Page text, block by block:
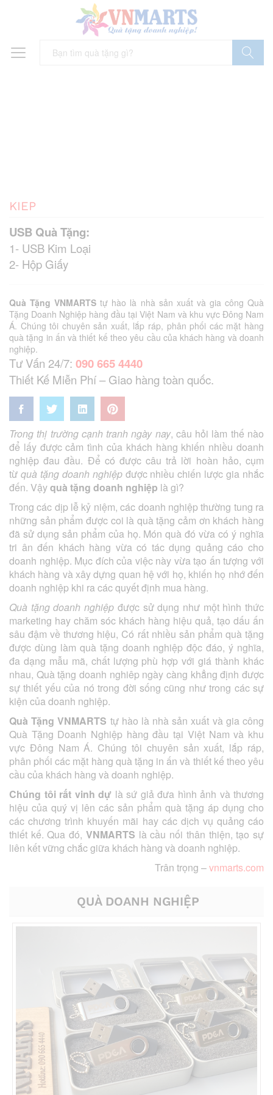
KIEP
USB Quà Tặng:
1- USB Kim Loại
2- Hộp Giấy
Quà Tặng VNMARTS tự hào là nhà sản xuất và gia công Quà
Tặng Doanh Nghiệp hàng đầu tại Việt Nam và khu vực Đông Nam
Á. Chúng tôi chuyên sản xuất, lắp ráp, phân phối các mặt hàng
quà tặng in ấn và thiết kế theo yêu cầu của khách hàng và doanh
nghiệp.
Tư Vấn 24/7: 090 665 4440
Thiết Kế Miễn Phí – Giao hàng toàn quốc.
Trong thị trường cạnh tranh ngày nay, câu hỏi làm thế nào
để lấy được cảm tình của khách hàng khiến nhiều doanh
nghiệp đau đầu. Để có được câu trả lời hoàn hảo, cụm
từ quà tặng doanh nghiệpđược nhiều chiến lược gia nhắc
đến. Vậyquà tặng doanh nghiệp là gì?
Trong các dịp lễ kỷ niệm, các doanh nghiệp thường tung ra
những sản phẩm được coi là quà tặng cảm ơn khách hàng
đã sử dụng sản phẩm của họ. Món quà đó vừa có ý nghĩa
tri ân đến khách hàng vừa có tác dụng quảng cáo cho
doanh nghiệp. Mục đích của việc này vừa tạo ấn tượng với
khách hàng và xây dựng quan hệ với họ, khiến họ nhớ đến
doanh nghiệp khi ra các quyết định mua hàng.
Quà tặng doanh nghiệp được sử dụng như một hình thức
marketing hay chăm sóc khách hàng hiệu quả, tạo dấu ấn
sâu đậm về thương hiệu, Có rất nhiều sản phẩm quà tặng
được dùng làm quà tặng doanh nghiệp độc đáo, ý nghĩa,
đa dạng mẫu mã, chất lượng phù hợp với giá thành khác
nhau, Quà tặng doanh nghiêp ngày càng khẳng định được
sự thiết yếu của nó trong đời sống cũng như trong các sự
kiện của doanh nghiệp.
Quà Tặng VNMARTS tự hào là nhà sản xuất và gia công
Quà Tặng Doanh Nghiệp hàng đầu tại Việt Nam và khu
vực Đông Nam Á. Chúng tôi chuyên sản xuất, lắp ráp,
phân phối các mặt hàng quà tặng in ấn và thiết kế theo yêu
cầu của khách hàng và doanh nghiệp.
Chúng tôi rất vinh dự là sứ giả đưa hình ảnh và thương
hiệu của quý vị lên các sản phẩm quà tặng áp dụng cho
các chương trình khuyến mãi hay các dịch vụ quảng cáo
thiết kế. Qua đó, VNMARTS là cầu nối thân thiện, tạo sự
liên kết vững chắc giữa khách hàng và doanh nghiệp.
Trân trọng –vnmarts.com
QUÀ DOANH NGHIỆP